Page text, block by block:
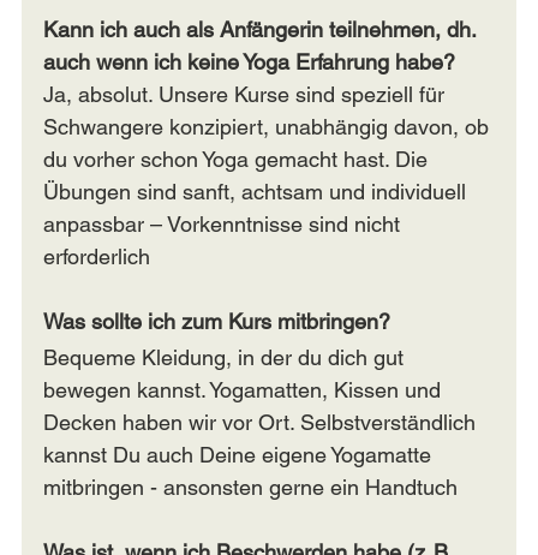
Kann ich auch als Anfängerin teilnehmen, dh.
auch wenn ich keine Yoga Erfahrung habe?
Ja, absolut. Unsere Kurse sind speziell für
Schwangere konzipiert, unabhängig davon, ob
du vorher schon Yoga gemacht hast. Die
Übungen sind sanft, achtsam und individuell
anpassbar – Vorkenntnisse sind nicht
erforderlich
Was sollte ich zum Kurs mitbringen?
Bequeme Kleidung, in der du dich gut
bewegen kannst. Yogamatten, Kissen und
Decken haben wir vor Ort. Selbstverständlich
kannst Du auch Deine eigene Yogamatte
mitbringen - ansonsten gerne ein Handtuch